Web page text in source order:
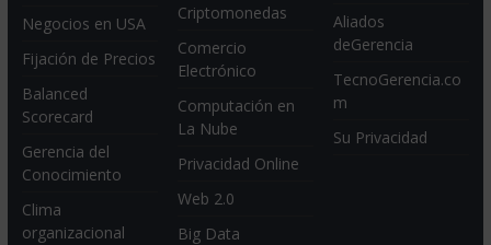
Negocios en USA
Fijación de Precios
Balanced
Scorecard
Gerencia del
Conocimiento
Clima
organizacional
Criptomonedas
Comercio
Electrónico
Computación en
La Nube
Privacidad Online
Web 2.0
Big Data
Aliados
deGerencia
TecnoGerencia.co
m
Su Privacidad